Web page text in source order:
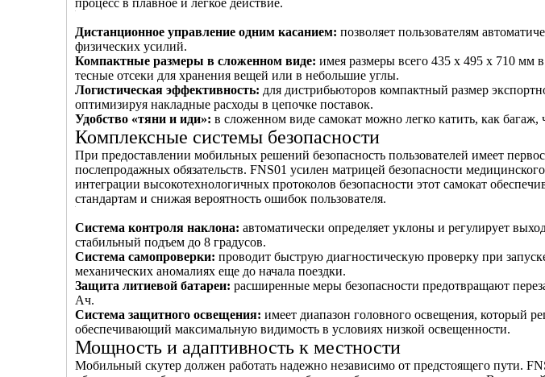
процесс в плавное и легкое действие.
Дистанционное управление одним касанием: позволяет пользователям
физических усилий.
Компактные размеры в сложенном виде: имея размеры всего 435 x 495 x 710 мм
тесные отсеки для хранения вещей или в небольшие углы.
Логистическая эффективность: для дистрибьюторов компактный размер
оптимизируя накладные расходы в цепочке поставок.
Удобство «тяни и иди»: в сложенном виде самокат можно легко катить, как багаж,
Комплексные системы безопасности
При предоставлении мобильных решений безопасность пользователей имеет
послепродажных обязательств. FNS01 усилен матрицей безопасности
интеграции высокотехнологичных протоколов безопасности этот самокат
стандартам и снижая вероятность ошибок пользователя.
Система контроля наклона: автоматически определяет уклоны и регулирует
стабильный подъем до 8 градусов.
Система самопроверки: проводит быструю диагностическую проверку при
механических аномалиях еще до начала поездки.
Защита литиевой батареи: расширенные меры безопасности предотвращают
Ач.
Система защитного освещения: имеет диапазон головного освещения, который
обеспечивающий максимальную видимость в условиях низкой освещенности.
Мощность и адаптивность к местности
Мобильный скутер должен работать надежно независимо от предстоящего пути.